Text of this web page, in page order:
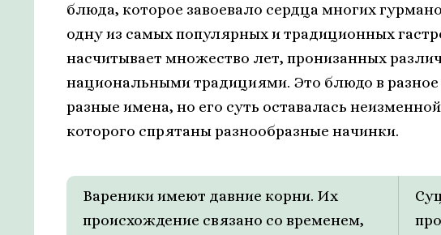
блюда, которое завоевало сердца многих
одну из самых популярных и традиционных
насчитывает множество лет, пронизанных
национальными традициями. Это блюдо в разное
разные имена, но его суть оставалась
которого спрятаны разнообразные начинки.
Вареники имеют давние корни. Их
происхождение связано со временем,